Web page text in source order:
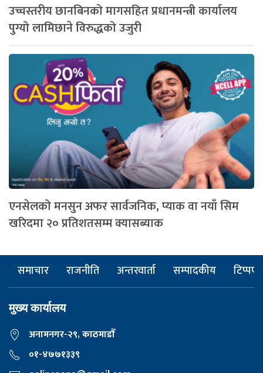
उच्चस्तरीय छानबिनको मागसहित प्रधानमन्त्री कार्यालय
पुग्यो लामिछाने विरुद्धको उजुरी
एनसेलको मनसुन अफर सार्वजनिक, प्याक वा नयाँ सिम
खरिदमा २० प्रतिशतसम्म क्यासब्याक
समाचार राजनीति अन्तरवार्ता सम्पादकीय टिप्पणी
मुख्य कार्यालय
अनामनगर-२९, काठमाडाैँ
०१-४७७१३३९